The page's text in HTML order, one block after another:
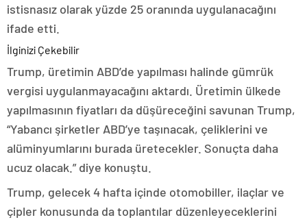
istisnasız olarak yüzde 25 oranında uygulanacağını
ifade etti.
İlginizi Çekebilir
Trump, üretimin ABD’de yapılması halinde gümrük
vergisi uygulanmayacağını aktardı. Üretimin ülkede
yapılmasının fiyatları da düşüreceğini savunan Trump,
“Yabancı şirketler ABD’ye taşınacak, çeliklerini ve
alüminyumlarını burada üretecekler. Sonuçta daha
ucuz olacak.” diye konuştu.
Trump, gelecek 4 hafta içinde otomobiller, ilaçlar ve
çipler konusunda da toplantılar düzenleyeceklerini